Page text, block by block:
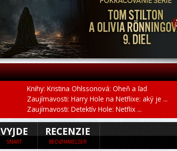
Knihy: Kristina Ohlssonová: Oheň a ľad
Zaujímavosti: Harry Hole na Netflixe: aký je ...
Zaujímavosti: Detektív Hole: Netflix ...
VYJDE
SNART
RECENZIE
BEDØMMELSER